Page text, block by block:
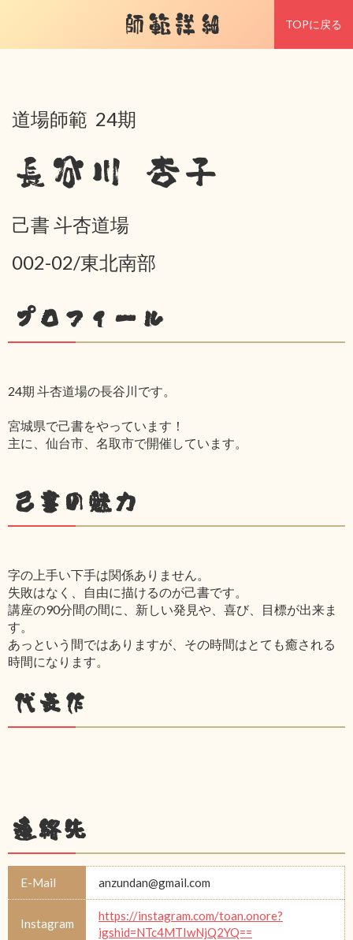
師範詳細 TOPに戻る
道場師範 24期
長谷川 杏子
己書 斗杏道場
002-02/東北南部
プロフィール
24期 斗杏道場の長谷川です。
宮城県で己書をやっています！
主に、仙台市、名取市で開催しています。
己書の魅力
字の上手い下手は関係ありません。
失敗はなく、自由に描けるのが己書です。
講座の90分間の間に、新しい発見や、喜び、目標が出来ま
す。
あっという間ではありますが、その時間はとても癒される
時間になります。
代表作
連絡先
E-Mail anzundan@gmail.com
Instagram
https://instagram.com/toan.onore?
igshid=NTc4MTIwNjQ2YQ==